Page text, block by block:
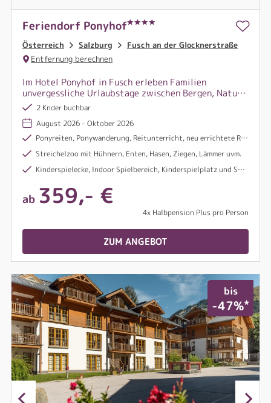
Feriendorf Ponyhof
Österreich Salzburg
Fusch an der Glocknerstraße
Entfernung berechnen
Im Hotel Ponyhof in Fusch erleben Familien
unvergessliche Urlaubstage zwischen Bergen, Natur
und Reitabenteuern, bei denen kleine und große
Pferdefans voll auf ihre Kosten kommen.
2 Knder buchbar
August 2026 - Oktober 2026
Ponyreiten, Ponywanderung, Reitunterricht, neu errichtete Reithalle
Streichelzoo mit Hühnern, Enten, Hasen, Ziegen, Lämmer uvm.
Kinderspielecke, Indoor Spielbereich, Kinderspielplatz und Spielzimmer und Kindertraktorzugfahrt
ab 359,- €
4x Halbpension Plus pro Person
ZUM ANGEBOT
bis
-47%*